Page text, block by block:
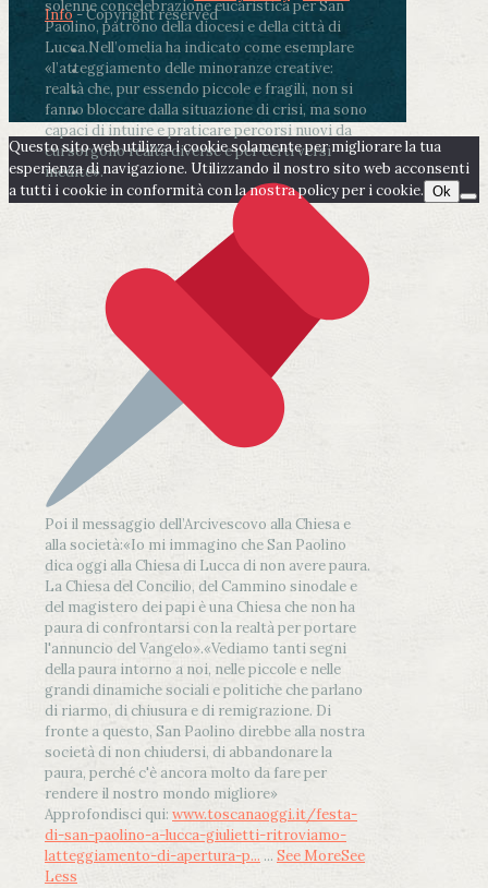
solenne concelebrazione eucaristica per San
Paolino, patrono della diocesi e della città di
Lucca.Nell’omelia ha indicato come esemplare
«l’atteggiamento delle minoranze creative:
realtà che, pur essendo piccole e fragili, non si
fanno bloccare dalla situazione di crisi, ma sono
capaci di intuire e praticare percorsi nuovi da
cui sorgono realtà diverse e per certi versi
inedite».
Poi il messaggio dell’Arcivescovo alla Chiesa e
alla società:«Io mi immagino che San Paolino
dica oggi alla Chiesa di Lucca di non avere paura.
La Chiesa del Concilio, del Cammino sinodale e
del magistero dei papi è una Chiesa che non ha
paura di confrontarsi con la realtà per portare
l'annuncio del Vangelo».«Vediamo tanti segni
della paura intorno a noi, nelle piccole e nelle
grandi dinamiche sociali e politiche che parlano
di riarmo, di chiusura e di remigrazione. Di
fronte a questo, San Paolino direbbe alla nostra
società di non chiudersi, di abbandonare la
paura, perché c'è ancora molto da fare per
rendere il nostro mondo migliore»
Approfondisci qui: www.toscanaoggi.it/festa-
di-san-paolino-a-lucca-giulietti-ritroviamo-
latteggiamento-di-apertura-p... ... See MoreSee
Less
Info- Copyright reserved
Questo sito web utilizza i cookie solamente per migliorare la tua
esperienza di navigazione. Utilizzando il nostro sito web acconsenti
a tutti i cookie in conformità con la nostra policy per i cookie. Ok